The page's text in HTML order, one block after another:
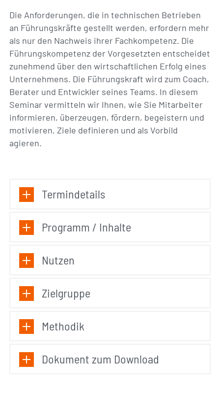
Die Anforderungen, die in technischen Betrieben
an Führungskräfte gestellt werden, erfordern mehr
als nur den Nachweis ihrer Fachkompetenz. Die
Führungskompetenz der Vorgesetzten entscheidet
zunehmend über den wirtschaftlichen Erfolg eines
Unternehmens. Die Führungskraft wird zum Coach,
Berater und Entwickler seines Teams. In diesem
Seminar vermitteln wir Ihnen, wie Sie Mitarbeiter
informieren, überzeugen, fördern, begeistern und
motivieren, Ziele definieren und als Vorbild
agieren.
Termindetails
Programm / Inhalte
Nutzen
Zielgruppe
Methodik
Dokument zum Download